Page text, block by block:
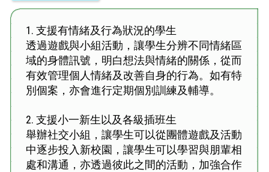
1. 支援有情緒及行為狀況的學生
透過遊戲與小組活動，讓學生分辨不同情緒區
域的身體訊號，明白想法與情緒的關係，從而
有效管理個人情緒及改善自身的行為。如有特
別個案，亦會進行定期個別訓練及輔導。
2. 支援小一新生以及各級插班生
舉辦社交小組，讓學生可以從團體遊戲及活動
中逐步投入新校園，讓學生可以學習與朋輩相
處和溝通，亦透過彼此之間的活動，加強合作